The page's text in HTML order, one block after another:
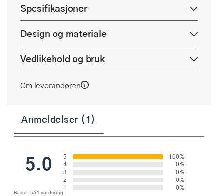
Spesifikasjoner
Design og materiale
Vedlikehold og bruk
Om leverandøren
Anmeldelser (1)
5.0
Basert på 1 vurdering
5
100%
4
0%
3
0%
2
0%
1
0%